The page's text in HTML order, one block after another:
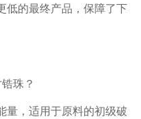
低的最终产品，保障了下
珠？
量，适用于原料的初级破